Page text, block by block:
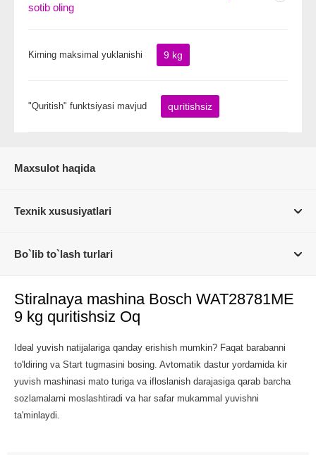
sotib oling
Kirning maksimal yuklanishi 9 kg
"Quritish" funktsiyasi mavjud quritishsiz
Maxsulot haqida
Texnik xususiyatlari
Bo`lib to`lash turlari
Stiralnaya mashina Bosch WAT28781ME
9 kg quritishsiz Oq
Ideal yuvish natijalariga qanday erishish mumkin? Faqat barabanni
to'ldiring va Start tugmasini bosing. Avtomatik dastur yordamida kir
yuvish mashinasi mato turiga va ifloslanish darajasiga qarab barcha
sozlamalarni moslashtiradi va har safar mukammal yuvishni
ta'minlaydi.